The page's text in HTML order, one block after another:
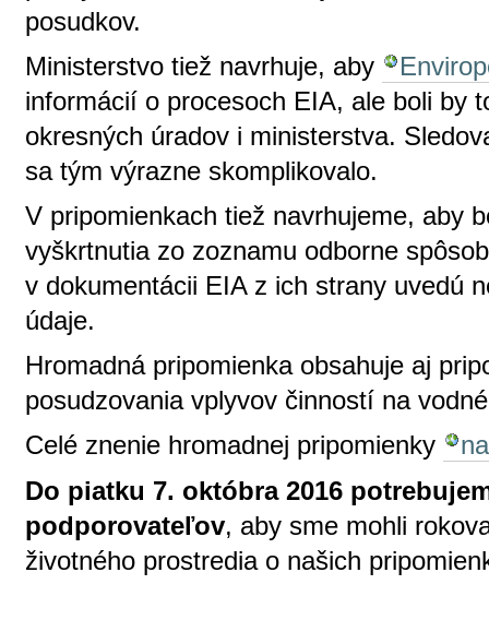
posudkov.
Ministerstvo tiež navrhuje, aby
informácií o procesoch EIA, ale boli by
okresných úradov i ministerstva.
sa tým výrazne skomplikovalo.
V pripomienkach tiež navrhujeme, aby
vyškrtnutia zo zoznamu odborne
v dokumentácii EIA z ich strany uvedú
údaje.
Hromadná pripomienka obsahuje aj
posudzovania vplyvov činností na
Celé znenie hromadnej pripomienky
Do piatku 7. októbra 2016
podporovateľov, aby sme mohli
životného prostredia o našich